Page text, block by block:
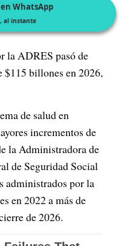
WhatsApp
al instante
la ADRES pasó de
$115 billones en 2026,
de salud en
incrementos de
la Administradora de
de Seguridad Social
administrados por la
en 2022 a más de
de 2026.